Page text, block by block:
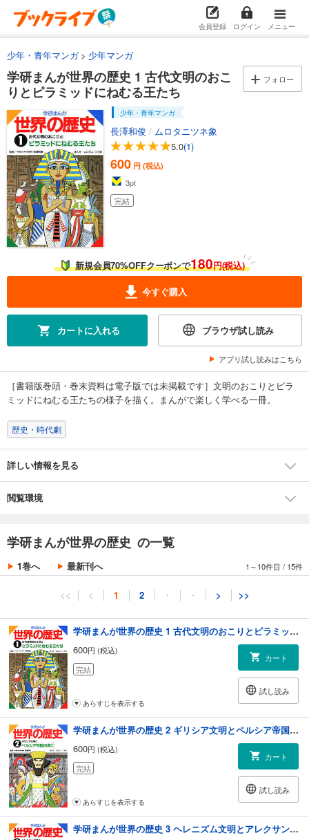
会員登録 ログイン メニュー
少年・青年マンガ 少年マンガ
学研まんが世界の歴史 1 古代文明のおこ
りとピラミッドにねむる王たち
フォロー
少年・青年マンガ
長澤和俊 / ムロタニツネ象
5.0(1)
600 円 (税込)
3pt
完結
新規会員70%OFFクーポンで180円(税込)
今すぐ購入
カートに入れる ブラウザ試し読み
アプリ試し読みはこちら
［書籍版巻頭・巻末資料は電子版では未掲載です］文明のおこりとピラ
ミッドにねむる王たちの様子を描く。まんがで楽しく学べる一冊。
歴史・時代劇
詳しい情報を見る
閲覧環境
学研まんが世界の歴史 の一覧
1巻へ 最新刊へ 1～10件目 / 15件
<< < 1 2 ・ ・ > >>
学研まんが世界の歴史 1 古代文明のおこりとピラミッドにねむる王たち
600円 (税込)
完結
カート
試し読み
あらすじを表示する
学研まんが世界の歴史 2 ギリシア文明とペルシア帝国の興亡
600円 (税込)
完結
カート
試し読み
あらすじを表示する
学研まんが世界の歴史 3 ヘレニズム文明とアレクサンドロス大王の遠征